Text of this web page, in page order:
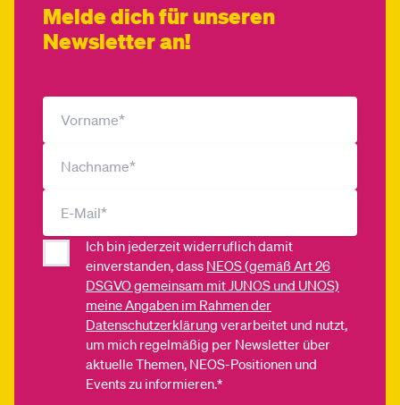
Melde dich für unseren
Newsletter an!
Ich bin jederzeit widerruflich damit
einverstanden, dass NEOS (gemäß Art 26
DSGVO gemeinsam mit JUNOS und UNOS)
meine Angaben im Rahmen der
Datenschutzerklärung verarbeitet und nutzt,
um mich regelmäßig per Newsletter über
aktuelle Themen, NEOS-Positionen und
Events zu informieren.*